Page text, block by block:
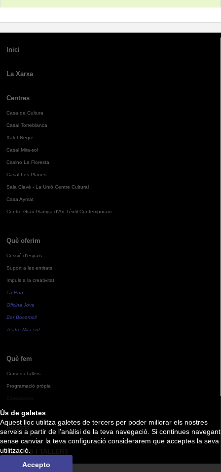
Ús de galetes
Aquest lloc utilitza galetes de tercers per poder millorar els nostres
serveis a partir de l'anàlisi de la teva navegació. Si continues navegant
sense canviar la teva configuració considerarem que acceptes la seva
utilització.
Accepto
Inici
La Xarxa
Centres
Casa de Cultura
Casal Torreblanca
Xalet Negre
Casal Mira-sol
Casino La Floresta
Casal Les Planes
Sala Clavé - La Unió Centre Cultural
Casa Aymat
Centre Grau-Garriga d'Art Tèxtil Contemporani
Què oferim
Cessió d'espais
Suport a les entitats
Impuls a la creativitat
La Pua
Oficina Jove
Bar Bocamoll
Teatre Mira-sol
Què fem
Cursos i Tallers
Programació pròpia
Agenda
CURSOS I TALLERS